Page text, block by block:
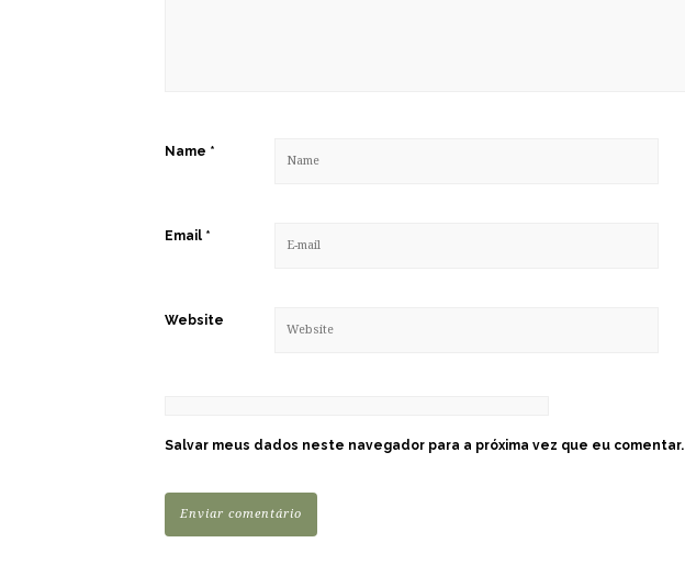
Name *
Email *
Website
Salvar meus dados neste navegador para a próxima vez que eu comentar.